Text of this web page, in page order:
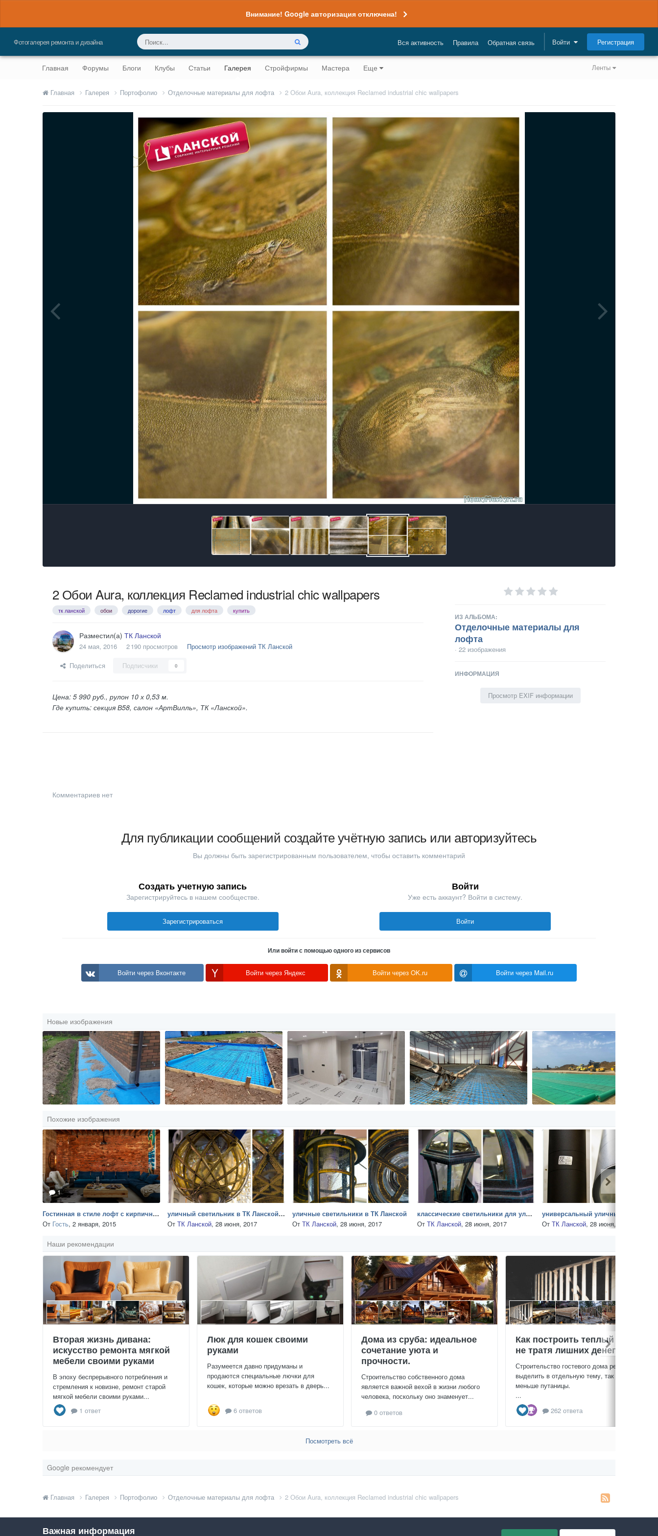
Внимание! Google авторизация отключена!
Фотогалерея ремонта и дизайна Вся активность Правила Обратная связь Войти Регистрация
Ленты
Главная Форумы Блоги Клубы Статьи Галерея Стройфирмы Мастера Еще
Главная Галерея Портофолио Отделочные материалы для лофта 2 Обои Aura, коллекция Reclamed industrial chic wallpapers
2 Обои Aura, коллекция Reclamed industrial chic wallpapers
тк ланской обои дорогие лофт для лофта купить
Разместил(а) ТК Ланской
24 мая, 2016 2 190 просмотров Просмотр изображений ТК Ланской
Поделиться Подписчики 0
Цена: 5 990 руб., рулон 10 х 0,53 м.
Где купить: секция В58, салон «АртВилль», ТК «Ланской».
ИЗ АЛЬБОМА:
Отделочные материалы для
лофта
· 22 изображения
ИНФОРМАЦИЯ
Просмотр EXIF информации
Комментариев нет
Для публикации сообщений создайте учётную запись или авторизуйтесь
Вы должны быть зарегистрированным пользователем, чтобы оставить комментарий
Создать учетную запись
Зарегистрируйтесь в нашем сообществе.
Зарегистрироваться
Войти
Уже есть аккаунт? Войти в систему.
Войти
Или войти с помощью одного из сервисов
Войти через Вконтакте Войти через Яндекс Войти через OK.ru Войти через Mail.ru
Новые изображения
Похожие изображения
1
Гостинная в стиле лофт с кирпичной стеной
От Гость, 2 января, 2015
уличный светильник в ТК Ланской, стекло, металл
От ТК Ланской, 28 июня, 2017
уличные светильники в ТК Ланской
От ТК Ланской, 28 июня, 2017
классические светильники для улицы в ТК Ланской
От ТК Ланской, 28 июня, 2017
От ТК Ланской, 28 июня, 2017
Наши рекомендации
Вторая жизнь дивана:
искусство ремонта мягкой
мебели своими руками
В эпоху беспрерывного потребления и
стремления к новизне, ремонт старой
мягкой мебели своими руками...
1 ответ
Люк для кошек своими
руками
Разумеется давно придуманы и
продаются специальные лючки для
кошек, которые можно врезать в дверь...
6 ответов
Дома из сруба: идеальное
сочетание уюта и
прочности.
Строительство собственного дома
является важной вехой в жизни любого
человека, поскольку оно знаменует...
0 ответов
Как построить теплый дом,
не тратя лишних денег
Строительство гостевого дома решил
выделить в отдельную тему, так будет
меньше путаницы.
...
262 ответа
Посмотреть всё
Google рекомендует
Главная Галерея Портофолио Отделочные материалы для лофта 2 Обои Aura, коллекция Reclamed industrial chic wallpapers
Важная информация